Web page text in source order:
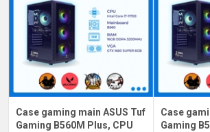
Case gaming main ASUS Tuf
Gaming B560M Plus, CPU
Case
Gaming